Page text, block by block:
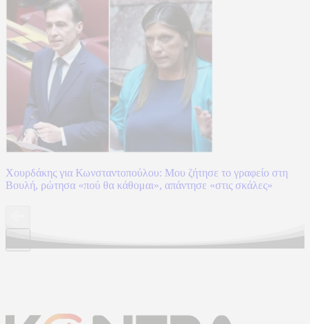
Χουρδάκης για Κωνσταντοπούλου: Μου ζήτησε το γραφείο στη
Βουλή, ρώτησα «πού θα κάθομαι», απάντησε «στις σκάλες»